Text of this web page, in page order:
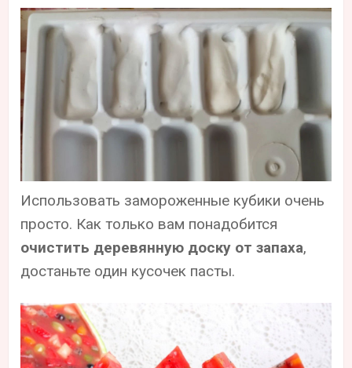
Использовать замороженные кубики очень
просто. Как только вам понадобится
очистить деревянную доску от запаха,
достаньте один кусочек пасты.